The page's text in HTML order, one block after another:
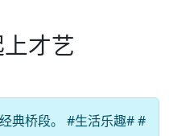
才艺
典桥段。 #生活乐趣# #